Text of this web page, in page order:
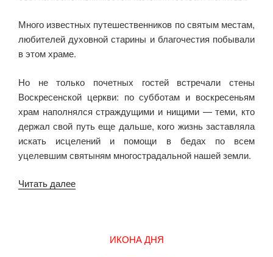
Много известных путешественников по святым местам,
любителей духовной ста­рины и благочестия побывали
в этом храме.
Но не только почет­ных гостей встречали стены
Воскресенской церкви: по субботам и воскресеньям
храм наполнялся страждущими и нищими — теми, кто
держал свой путь еще дальше, кого жизнь заставляла
искать исцелений и помощи в бедах по всем
уцелевшим святыням мно­гострадальной нашей земли.
Читать далее«Жизнь,
блаженногоИКОНА ДНЯ